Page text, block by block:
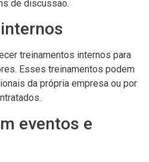
de discussão.
treinamentos internos para
Esses treinamentos podem
da própria empresa ou por
eventos e